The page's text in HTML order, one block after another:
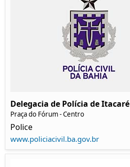
Delegacia de Polícia de Itacaré
Praça do Fórum - Centro
Police
www.policiacivil.ba.gov.br